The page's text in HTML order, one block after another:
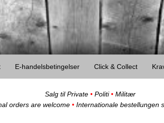
E-handelsbetingelser Click & Collect
Salg til Private •Politi•Militær
orders are welcome •Internationale bestellungen